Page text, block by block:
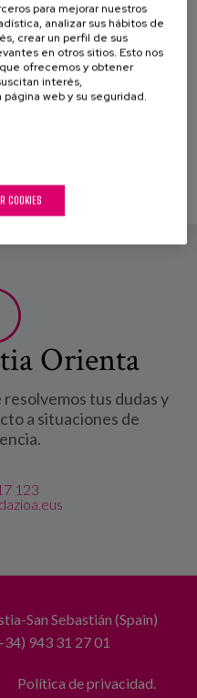
Orienta
tus dudas y
a situaciones de
123
San Sebastián (Spain)
943 31 27 01
Política de privacidad.
para mejorar nuestros
analizar sus hábitos de
crear un perfil de sus
en otros sitios. Esto nos
ofrecemos y obtener
interés,
web y su seguridad.
COOKIES